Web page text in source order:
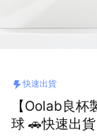
快速出貨
【Oolab良
球 🚗快速出貨